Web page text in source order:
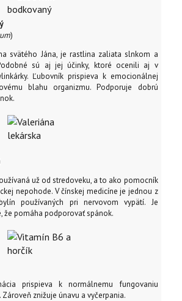
)
svätého Jána, je rastlina zaliata slnkom a
sú aj jej účinky, ktoré ocenili aj v
Ľubovník prispieva k emocionálnej
blahu organizmu. Podporuje dobrú
už od stredoveku, a to ako pomocník
nepohode. V čínskej medicíne je jednou z
používaných pri nervovom vypätí. Je
že pomáha podporovať spánok.
prispieva k normálnemu fungovaniu
znižuje únavu a vyčerpania.